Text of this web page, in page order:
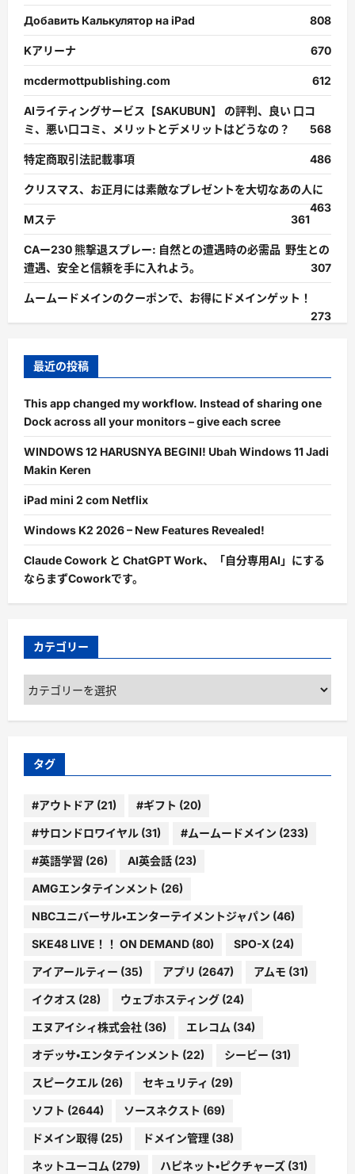
Добавить Калькулятор на iPad 808
Kアリーナ 670
mcdermottpublishing.com 612
AIライティングサービス【SAKUBUN】 の評判、良い 口コ
ミ、悪い口コミ、メリットとデメリットはどうなの？
568
特定商取引法記載事項 486
クリスマス、お正月には素敵なプレゼントを大切なあの人に
463
Mステ
361
CAー230 熊撃退スプレー: 自然との遭遇時の必需品 野生との
遭遇、安全と信頼を手に入れよう。
307
ムームードメインのクーポンで、お得にドメインゲット！
273
最近の投稿
This app changed my workflow. Instead of sharing one
Dock across all your monitors – give each scree
WINDOWS 12 HARUSNYA BEGINI! Ubah Windows 11 Jadi
Makin Keren
iPad mini 2 com Netflix
Windows K2 2026 – New Features Revealed!
Claude Cowork と ChatGPT Work、「自分専用AI」にする
ならまずCoworkです。
カテゴリー
カ
テ
ゴ
ー
タグ
#アウトドア (21) #ギフト (20)
#サロンドロワイヤル (31) #ムームードメイン (233)
#英語学習 (26) AI英会話 (23)
AMGエンタテインメント (26)
NBCユニバーサル・エンターテイメントジャパン (46)
SKE48 LIVE！！ ON DEMAND (80) SPO-X (24)
アイアールティー (35) アプリ (2647) アムモ (31)
イクオス (28) ウェブホスティング (24)
エヌアイシィ株式会社 (36) エレコム (34)
オデッサ・エンタテインメント (22) シービー (31)
スピークエル (26) セキュリティ (29)
ソフト (2644) ソースネクスト (69)
ドメイン取得 (25) ドメイン管理 (38)
ネットユーコム (279) ハピネット・ピクチャーズ (31)